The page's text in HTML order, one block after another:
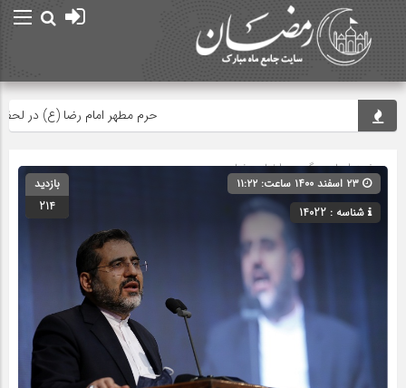
حرم مطهر امام رضا (ع) در لحظه
صفحه اصلی» گروه »اخبار رمضان
شناسه : 14022
بازدید
214